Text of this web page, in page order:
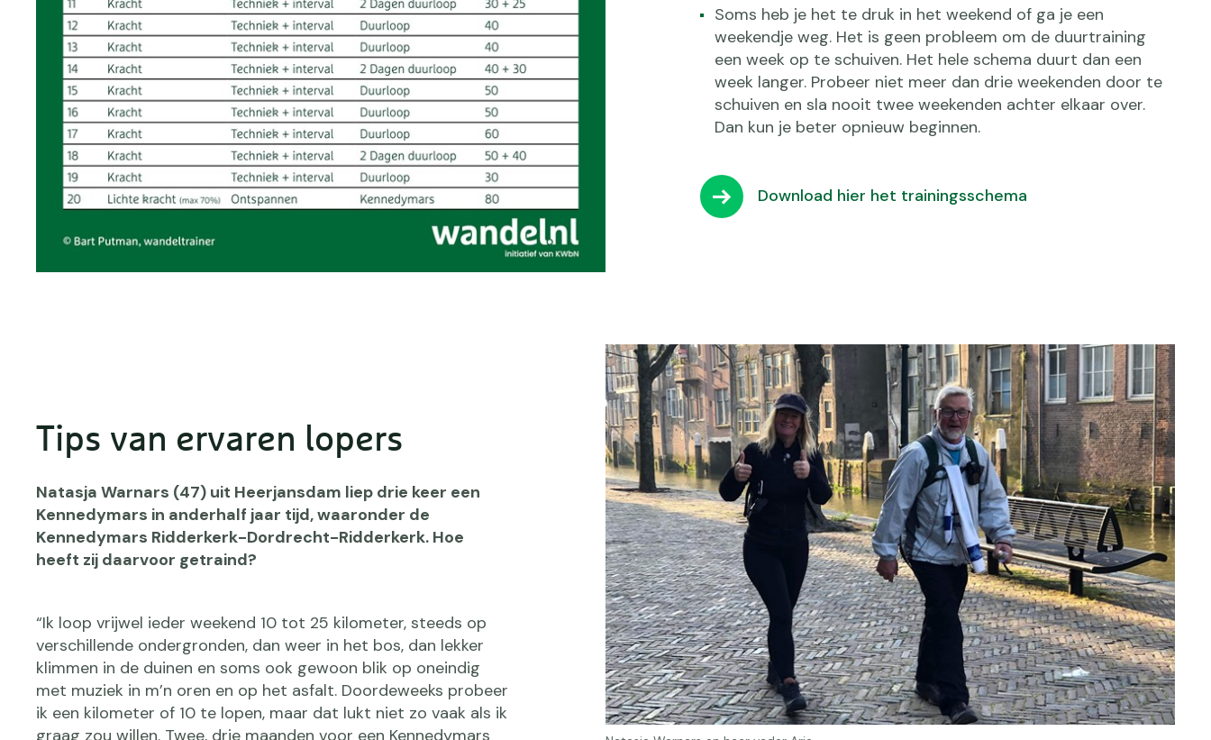
Soms heb je het te druk in het weekend of ga je een
weekendje weg. Het is geen probleem om de duurtraining
een week op te schuiven. Het hele schema duurt dan een
week langer. Probeer niet meer dan drie weekenden door te
schuiven en sla nooit twee weekenden achter elkaar over.
Dan kun je beter opnieuw beginnen.
Download hier het trainingsschema
Tips van ervaren lopers
Natasja Warnars (47) uit Heerjansdam liep drie keer een
Kennedymars in anderhalf jaar tijd, waaronder de
Kennedymars Ridderkerk-Dordrecht-Ridderkerk. Hoe
heeft zij daarvoor getraind?
“Ik loop vrijwel ieder weekend 10 tot 25 kilometer, steeds op
verschillende ondergronden, dan weer in het bos, dan lekker
klimmen in de duinen en soms ook gewoon blik op oneindig
met muziek in m’n oren en op het asfalt. Doordeweeks probeer
ik een kilometer of 10 te lopen, maar dat lukt niet zo vaak als ik